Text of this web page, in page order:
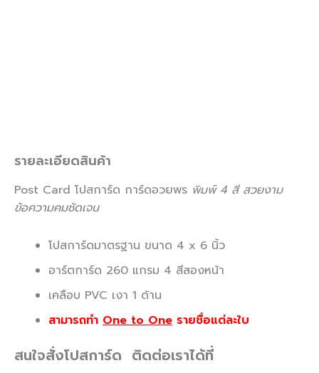
รายละเอียดสินค้า
Post Card โปสการ์ด การ์ดอวยพร พิมพ์ 4 สี สวยงาม
ข้อความคมชัดเจน
โปสการ์ดมาตรฐาน ขนาด 4 x 6 นิ้ว
อาร์ตการ์ด 260 แกรม 4 สีสองหน้า
เคลือบ PVC เงา 1 ด้าน
สามารถทำ One to One รายชื่อแต่ละใบ
สนใจสั่งโปสการ์ด ติดต่อเราได้ที่